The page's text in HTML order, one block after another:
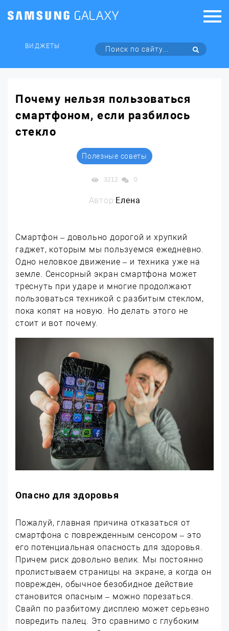
ВИДЖЕТЫ
Почему нельзя пользоваться
смартфоном, если разбилось
стекло
Полезные советы
3212 0
Автор:Елена
Смартфон – довольно дорогой и хрупкий
гаджет, которым мы пользуемся ежедневно.
Одно неловкое движение – и техника уже на
земле. Сенсорный экран смартфона может
треснуть при ударе и многие продолжают
пользоваться техникой с разбитым стеклом,
пока копят на новую. Но делать этого не
стоит и вот почему.
Опасно для здоровья
Пожалуй, главная причина отказаться от
смартфона с поврежденным сенсором – это
его потенциальная опасность для здоровья.
Причем риск довольно велик. Мы постоянно
пролистываем страницы на экране, а когда он
поврежден, обычное безобидное действие
становится опасным – можно порезаться.
Свайп по разбитому дисплею может серьезно
повредить палец. Это сравнимо с глубоким